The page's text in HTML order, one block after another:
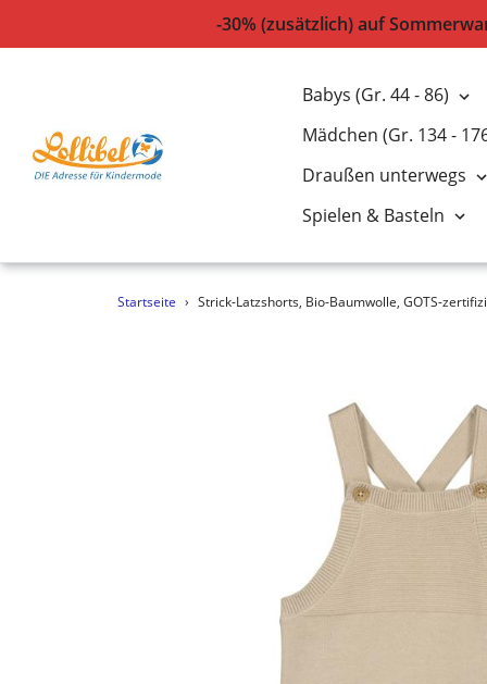
-30% (zusätzlich) auf
Babys (Gr. 44 - 86)
Mädchen (Gr. 134 -
Draußen unterwegs
Spielen & Basteln
Startseite › Strick-Latzshorts, Bio-Baumwolle, GOTS-